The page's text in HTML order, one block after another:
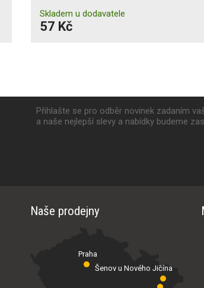
Skladem u dodavatele
57 Kč
Přihlašte se pro odběr novinek zadaním
a naše nejlepší slevy a nabídky budeme
Naše prodejny
Praha
Šenov u Nového Jičína